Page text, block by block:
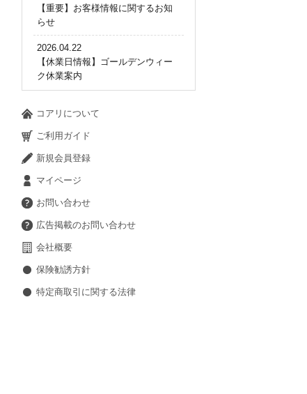
【重要】お客様情報に関するお知
らせ
2026.04.22
【休業日情報】ゴールデンウィー
ク休業案内
コアリについて
ご利用ガイド
新規会員登録
マイページ
お問い合わせ
広告掲載のお問い合わせ
会社概要
保険勧誘方針
特定商取引に関する法律